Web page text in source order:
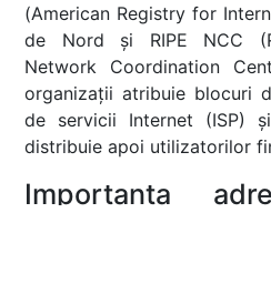
(American Registry for
de Nord și RIPE NCC
Network Coordination
organizații atribuie blocuri
de servicii Internet (ISP)
distribuie apoi utilizatorilor
Importanța